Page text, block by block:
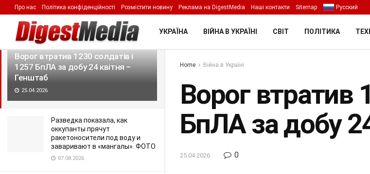
LATEST TRENDING Filter
Ворог втратив 1230 солдатів і
1257 БпЛА за добу 24 квітня –
Генштаб
25.04.2026
Разведка показала, как
оккупанты прячут
ракетоносители под воду и
заваривают в «мангалы». ФОТО
07.08.2026
Про нас Політика конфіденційності Розмістити новину Реклама на DigestMedia Наші контакти Sitemap Русский
УКРАЇНА ВІЙНА В УКРАЇНІ СВІТ ПОЛІТИКА
Home Війна в Україні
Ворог втратив
БпЛА за добу
25.04.2026 0